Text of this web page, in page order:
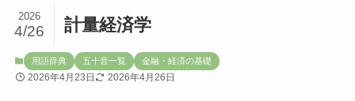
計量経済学
2026
4/26
用語辞典 五十音一覧 金融・経済の基礎
2026年4月23日 2026年4月26日